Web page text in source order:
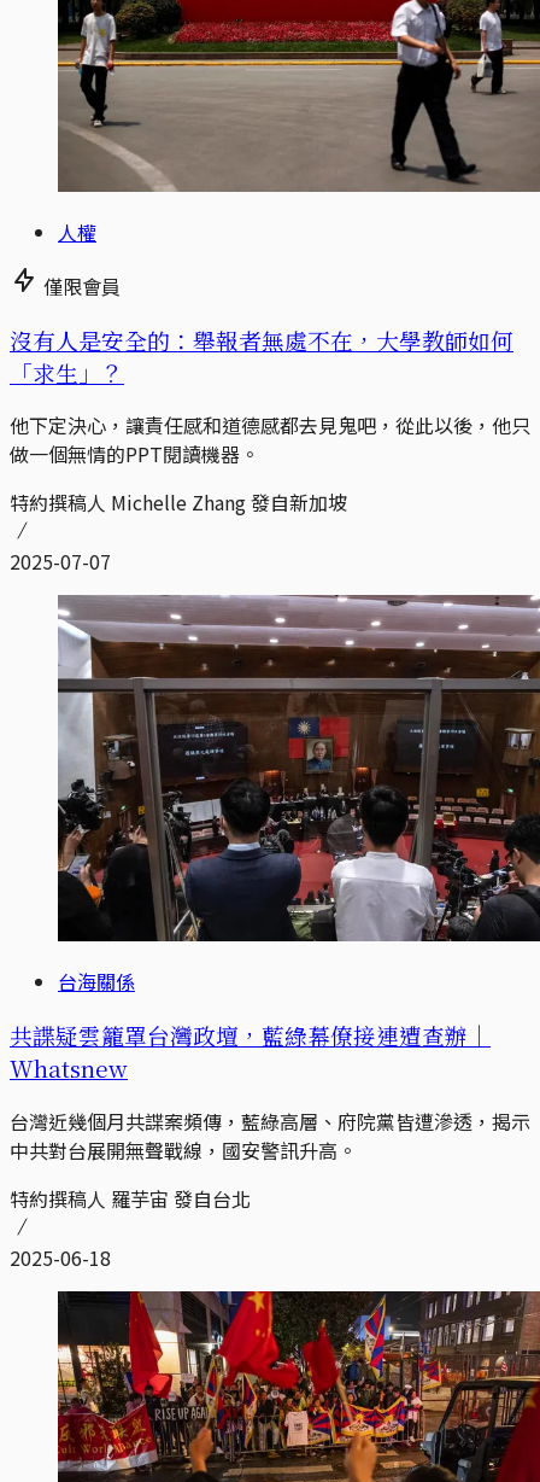
人權
僅限會員
沒有人是安全的：舉報者無處不在，大學教師如何
「求生」？
他下定決心，讓責任感和道德感都去見鬼吧，從此以後，他只
做一個無情的PPT閱讀機器。
特約撰稿人 Michelle Zhang 發自新加坡
2025-07-07
台海關係
共諜疑雲籠罩台灣政壇，藍綠幕僚接連遭查辦｜
Whatsnew
台灣近幾個月共諜案頻傳，藍綠高層、府院黨皆遭滲透，揭示
中共對台展開無聲戰線，國安警訊升高。
特約撰稿人 羅芋宙 發自台北
2025-06-18